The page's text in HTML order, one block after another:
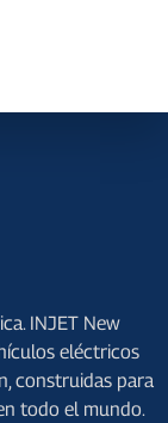
INJET New
eléctricos
construidas para
todo el mundo.